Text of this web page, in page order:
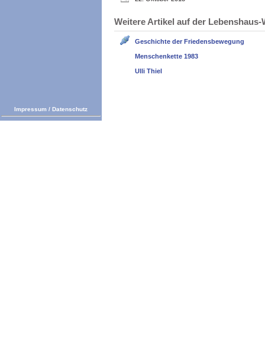
Weitere Artikel auf der
Geschichte der Friedensbewegung
Menschenkette 1983
Ulli Thiel
Impressum / Datenschutz